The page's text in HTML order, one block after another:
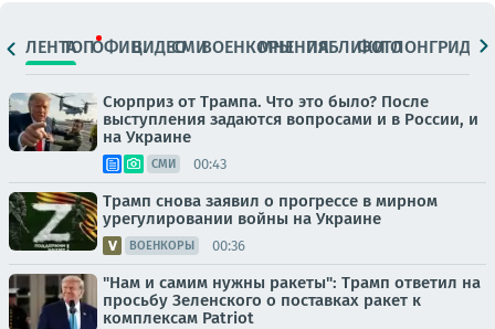
ЛЕНТАТОПОФИЦ.ВИДЕОСМИВОЕНКОРЫМНЕНИЯПАБЛИКИ
ФОТОЛОНГРИДЫ
Сюрприз от Трампа. Что это было? После
выступления задаются вопросами и в России, и
на Украине
СМИ 00:43
Трамп снова заявил о прогрессе в мирном
урегулировании войны на Украине
ВОЕНКОРЫ 00:36
"Нам и самим нужны ракеты": Трамп ответил на
просьбу Зеленского о поставках ракет к
комплексам Patriot